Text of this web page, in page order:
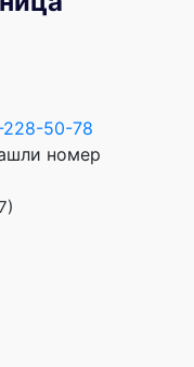
50-78
номер